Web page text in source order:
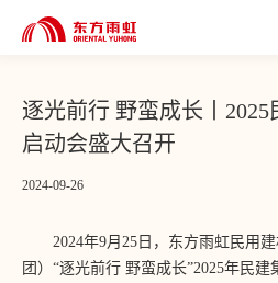
逐光前行 野蛮成长丨2025
启动会盛大召开
2024-09-26
2024年9月25日，东方雨虹民用
团）“逐光前行 野蛮成长”2025年民